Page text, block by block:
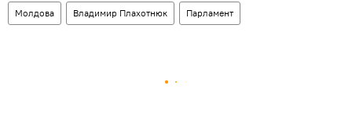
Молдова Владимир Плахотнюк Парламент